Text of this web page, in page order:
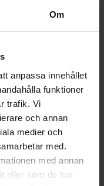
Om
anpassa innehållet
funktioner
trafik. Vi
och annan
medier och
med.
med annan
eller som de har
- Servetter
20-pack